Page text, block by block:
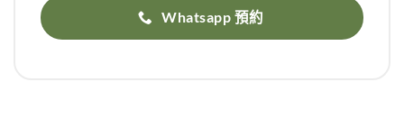
Whatsapp 預約